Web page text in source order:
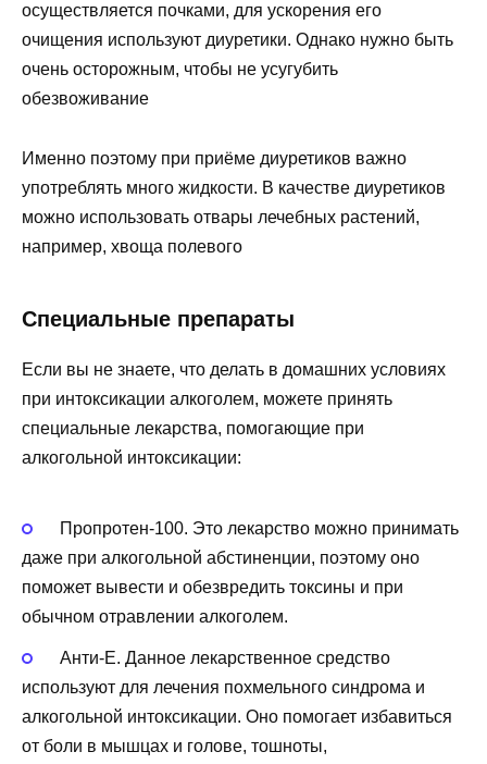
осуществляется почками, для ускорения его
очищения используют диуретики. Однако нужно быть
очень осторожным, чтобы не усугубить
обезвоживание
Именно поэтому при приёме диуретиков важно
употреблять много жидкости. В качестве диуретиков
можно использовать отвары лечебных растений,
например, хвоща полевого
Специальные препараты
Если вы не знаете, что делать в домашних условиях
при интоксикации алкоголем, можете принять
специальные лекарства, помогающие при
алкогольной интоксикации:
Пропротен-100. Это лекарство можно принимать
даже при алкогольной абстиненции, поэтому оно
поможет вывести и обезвредить токсины и при
обычном отравлении алкоголем.
Анти-Е. Данное лекарственное средство
используют для лечения похмельного синдрома и
алкогольной интоксикации. Оно помогает избавиться
от боли в мышцах и голове, тошноты,